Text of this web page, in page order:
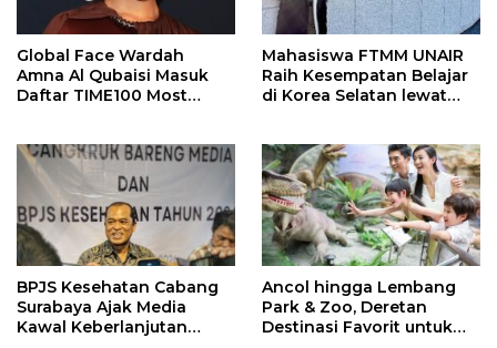
Global Face Wardah
Amna Al Qubaisi Masuk
Daftar TIME100 Most
Mahasiswa FTMM UNAIR
Raih Kesempatan Belajar
di Korea Selatan lewat
BPJS Kesehatan Cabang
Surabaya Ajak Media
Kawal Keberlanjutan
Ancol hingga Lembang
Park & Zoo, Deretan
Destinasi Favorit untuk